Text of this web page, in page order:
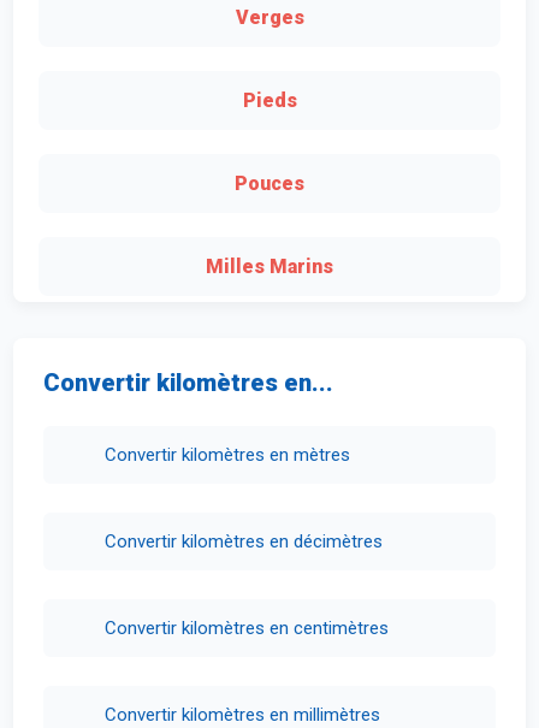
Verges
Pieds
Pouces
Milles Marins
Convertir kilomètres en...
Convertir kilomètres en mètres
Convertir kilomètres en décimètres
Convertir kilomètres en centimètres
Convertir kilomètres en millimètres